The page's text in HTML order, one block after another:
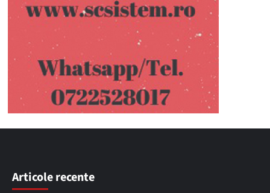
Articole recente